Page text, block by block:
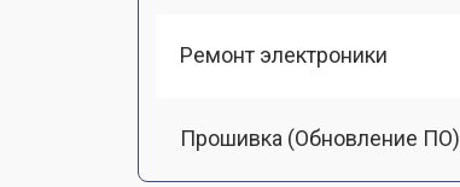
Ремонт электроники
Прошивка (Обновление ПО)